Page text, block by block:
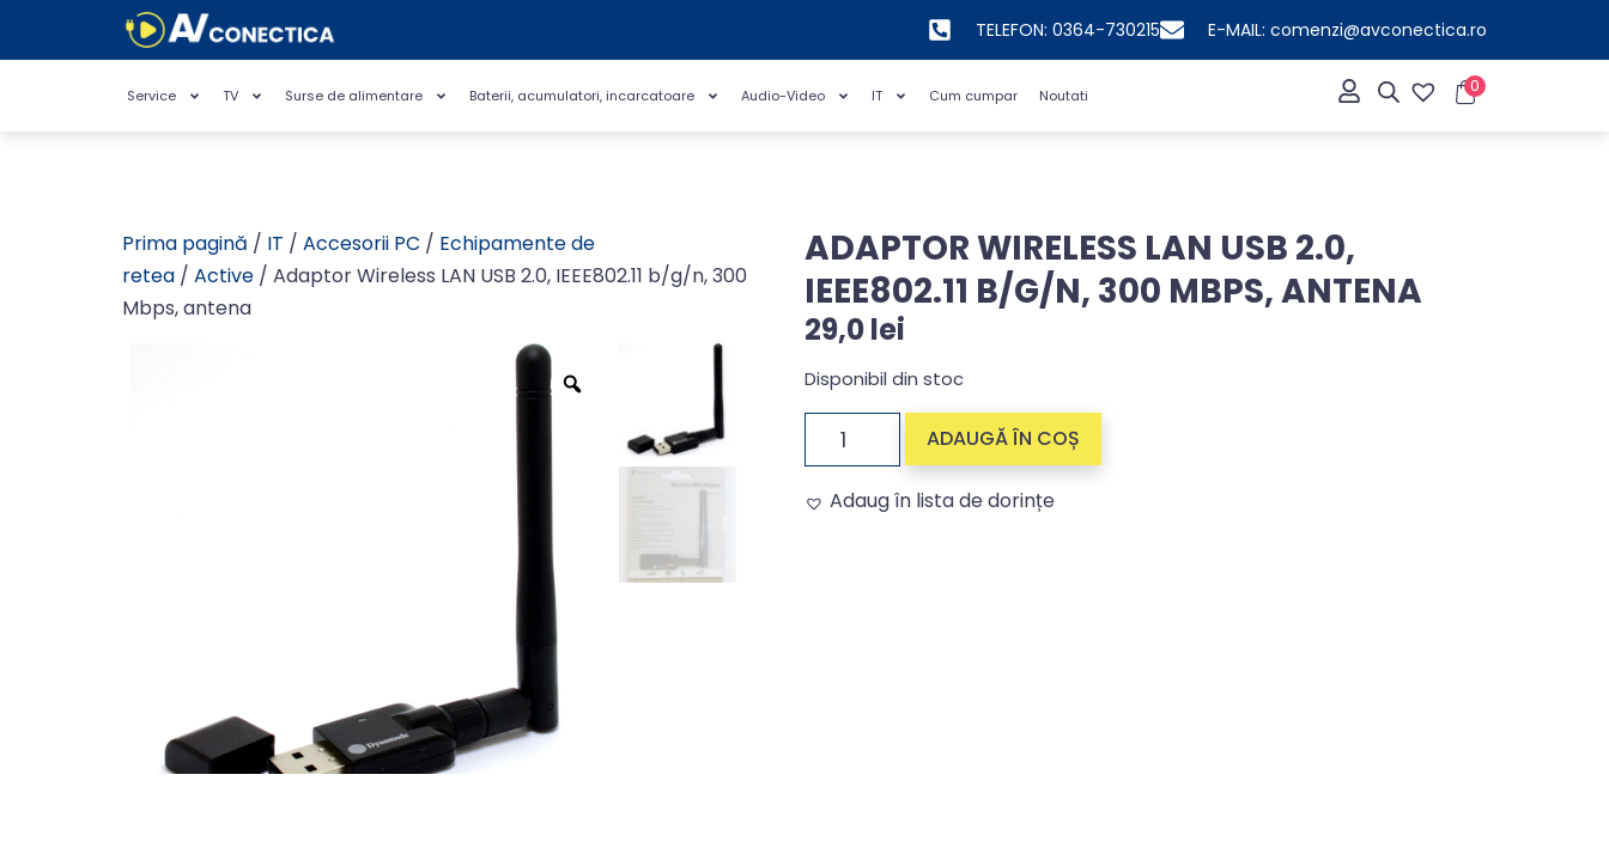
TELEFON: 0364-730215 E-MAIL: comenzi@avconectica.ro
Service TV Surse de alimentare Baterii, acumulatori, incarcatoare Audio-Video IT Cum cumpar Noutati 0
Prima pagină / IT / Accesorii PC / Echipamente de
retea / Active / Adaptor Wireless LAN USB 2.0, IEEE802.11 b/g/n, 300
Mbps, antena
ADAPTOR WIRELESS LAN USB 2.0,
IEEE802.11 B/G/N, 300 MBPS, ANTENA
29,0lei
Disponibil din stoc
ADAUGĂ ÎN COȘ
Adaug în lista de dorințe